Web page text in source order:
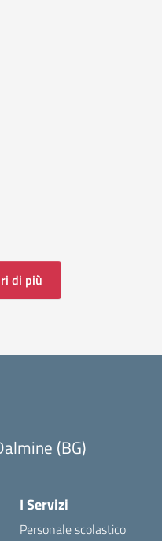
di più
(BG)
I Servizi
Personale scolastico